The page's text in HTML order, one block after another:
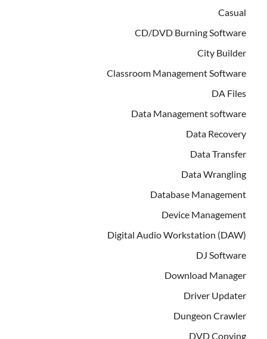
Casual
CD/DVD Burning Software
City Builder
Classroom Management Software
DA Files
Data Management software
Data Recovery
Data Transfer
Data Wrangling
Database Management
Device Management
Digital Audio Workstation (DAW)
DJ Software
Download Manager
Driver Updater
Dungeon Crawler
DVD Copying